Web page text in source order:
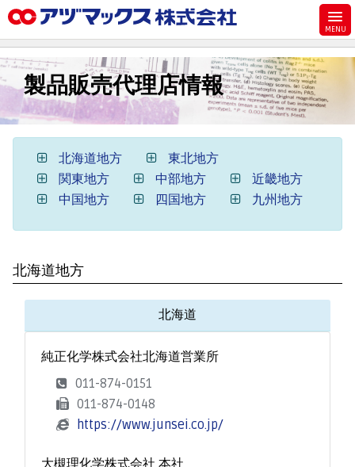
ホーム
お気に入り
お買い物カゴ
マイページ
主要取扱ブランド
代理店一覧
見積発行
製品販売代理店情報
北海道地方
東北地方
関東地方
中部地方
近畿地方
中国地方
四国地方 九州地方
北海道地方
北海道
純正化学株式会社北海道営業所
011-874-0151
011-874-0148
https://www.junsei.co.jp/